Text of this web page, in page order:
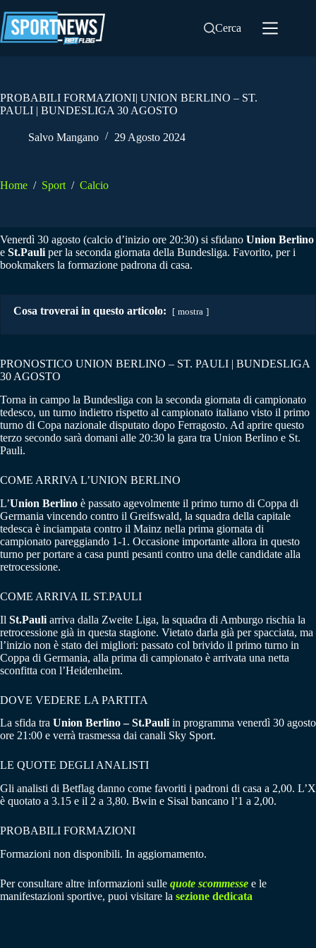
al
contenuto
Cerca
PROBABILI FORMAZIONI| UNION BERLINO – ST.
PAULI | BUNDESLIGA 30 AGOSTO
Salvo Mangano 29 Agosto 2024
Home / Sport / Calcio
Venerdì 30 agosto (calcio d’inizio ore 20:30) si sfidano Union Berlino
e St.Pauli per la seconda giornata della Bundesliga. Favorito, per i
bookmakers la formazione padrona di casa.
Cosa troverai in questo articolo: mostra
PRONOSTICO UNION BERLINO – ST. PAULI | BUNDESLIGA
30 AGOSTO
Torna in campo la Bundesliga con la seconda giornata di campionato
tedesco, un turno indietro rispetto al campionato italiano visto il primo
turno di Copa nazionale disputato dopo Ferragosto. Ad aprire questo
terzo secondo sarà domani alle 20:30 la gara tra Union Berlino e St.
Pauli.
COME ARRIVA L’UNION BERLINO
L’Union Berlino è passato agevolmente il primo turno di Coppa di
Germania vincendo contro il Greifswald, la squadra della capitale
tedesca è inciampata contro il Mainz nella prima giornata di
campionato pareggiando 1-1. Occasione importante allora in questo
turno per portare a casa punti pesanti contro una delle candidate alla
retrocessione.
COME ARRIVA IL ST.PAULI
Il St.Pauli arriva dalla Zweite Liga, la squadra di Amburgo rischia la
retrocessione già in questa stagione. Vietato darla già per spacciata, ma
l’inizio non è stato dei migliori: passato col brivido il primo turno in
Coppa di Germania, alla prima di campionato è arrivata una netta
sconfitta con l’Heidenheim.
DOVE VEDERE LA PARTITA
La sfida tra Union Berlino – St.Pauliin programma venerdì 30 agosto
ore 21:00 e verrà trasmessa dai canali Sky Sport.
LE QUOTE DEGLI ANALISTI
Gli analisti di Betflag danno come favoriti i padroni di casa a 2,00. L’X
è quotato a 3.15 e il 2 a 3,80. Bwin e Sisal bancano l’1 a 2,00.
PROBABILI FORMAZIONI
Formazioni non disponibili. In aggiornamento.
Per consultare altre informazioni sulle quote scommesse e le
manifestazioni sportive, puoi visitare la sezione dedicata